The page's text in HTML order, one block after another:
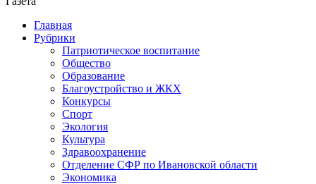
Промотать
содержимому
Главная
Рубрики
Патриотическое воспитание
Общество
Образование
Благоустройство и ЖКХ
Конкурсы
Спорт
Экология
Культура
Здравоохранение
Отделение СФР по Ивановской области
Экономика